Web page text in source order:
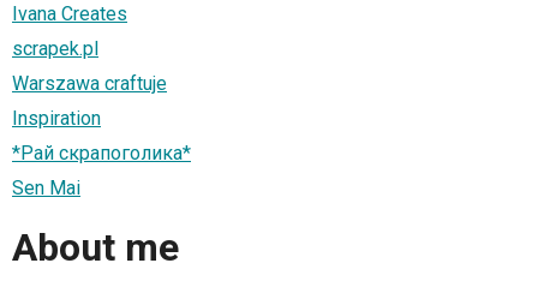
Ivana Creates
scrapek.pl
Warszawa craftuje
Inspiration
*Рай скрапоголика*
Sen Mai
About me